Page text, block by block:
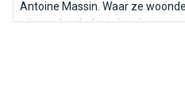
Antoine Massin. Waar ze
uitgeoefend of wie hun buren